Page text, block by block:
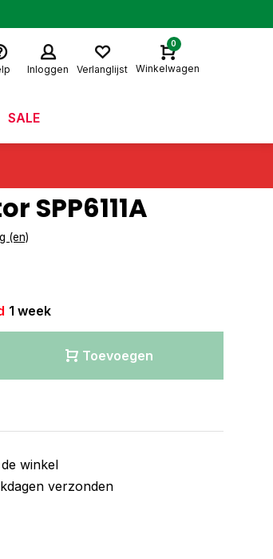
Inloggen Verlanglijst
0
Winkelwagen
SALE
SPP6111A
(en)
1 week
Toevoegen
winkel
verzonden